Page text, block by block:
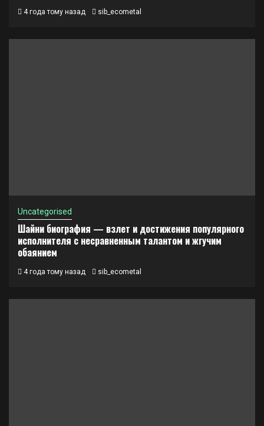
4 года тому назад sib_ecometal
Uncategorised
Шайни биография — взлет и достижения популярного
исполнителя с несравненным талантом и жгучим
обаянием
4 года тому назад sib_ecometal